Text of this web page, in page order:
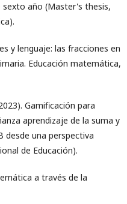
año (Master's thesis,
y lenguaje: las fracciones en
Educación matemática,
Gamificación para
aprendizaje de la suma y
desde una perspectiva
de Educación).
a través de la